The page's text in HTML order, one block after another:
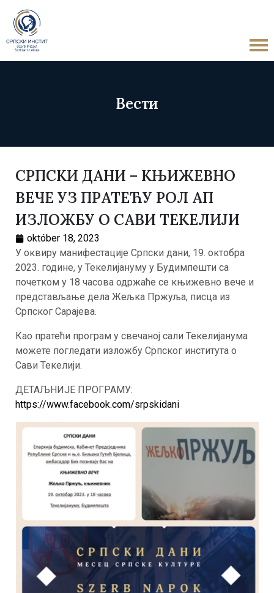
Вести
СРПСКИ ДАНИ – КЊИЖЕВНО
ВЕЧЕ УЗ ПРАТЕЋУ РОЛ АП
ИЗЛОЖБУ О САВИ ТЕКЕЛИЈИ
október 18, 2023
У оквиру манифестације Српски дани, 19. октобра
2023. године, у Текелијануму у Будимпешти са
почетком у 18 часова одржаће се књижевно вече и
представљање дела Жељка Пржуља, писца из
Српског Сарајева.
Као пратећи програм у свечаној сали Текелијанума
можете погледати изложбу Српског института о
Сави Текелији.
ДЕТАЉНИЈЕ ПРОГРАМУ:
https://www.facebook.com/srpskidani